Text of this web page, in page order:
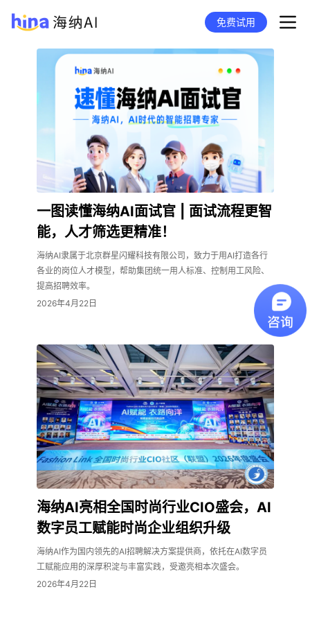
免费试用
一图读懂海纳AI面试官 | 面试流程更智
能，人才筛选更精准！
海纳AI隶属于北京群星闪耀科技有限公司，致力于用AI打造各行
各业的岗位人才模型，帮助集团统一用人标准、控制用工风险、
提高招聘效率。
2026年4月22日
海纳AI亮相全国时尚行业CIO盛会，AI
数字员工赋能时尚企业组织升级
海纳AI作为国内领先的AI招聘解决方案提供商，依托在AI数字员
工赋能应用的深厚积淀与丰富实践，受邀亮相本次盛会。
2026年4月22日